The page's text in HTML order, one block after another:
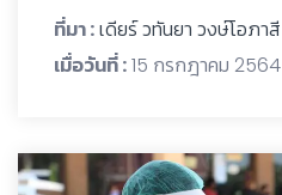
ที่มา :เดียร์ วทันยา วงษ์โอภาสี
เมื่อวันที่ :15 กรกฎาคม 2564